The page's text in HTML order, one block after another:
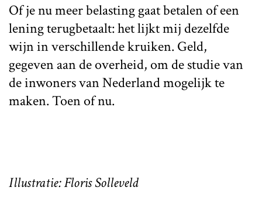
Of je nu meer belasting gaat betalen of een
lening terugbetaalt: het lijkt mij dezelfde
wijn in verschillende kruiken. Geld,
gegeven aan de overheid, om de studie van
de inwoners van Nederland mogelijk te
maken. Toen of nu.
Illustratie: Floris Solleveld